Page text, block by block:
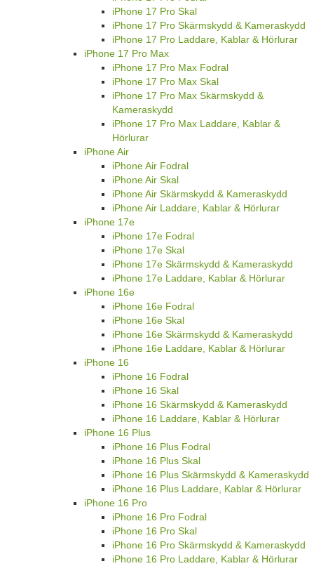
iPhone 17 Pro Skal
iPhone 17 Pro Skärmskydd & Kameraskydd
iPhone 17 Pro Laddare, Kablar & Hörlurar
iPhone 17 Pro Max
iPhone 17 Pro Max Fodral
iPhone 17 Pro Max Skal
iPhone 17 Pro Max Skärmskydd &
Kameraskydd
iPhone 17 Pro Max Laddare, Kablar &
Hörlurar
iPhone Air
iPhone Air Fodral
iPhone Air Skal
iPhone Air Skärmskydd & Kameraskydd
iPhone Air Laddare, Kablar & Hörlurar
iPhone 17e
iPhone 17e Fodral
iPhone 17e Skal
iPhone 17e Skärmskydd & Kameraskydd
iPhone 17e Laddare, Kablar & Hörlurar
iPhone 16e
iPhone 16e Fodral
iPhone 16e Skal
iPhone 16e Skärmskydd & Kameraskydd
iPhone 16e Laddare, Kablar & Hörlurar
iPhone 16
iPhone 16 Fodral
iPhone 16 Skal
iPhone 16 Skärmskydd & Kameraskydd
iPhone 16 Laddare, Kablar & Hörlurar
iPhone 16 Plus
iPhone 16 Plus Fodral
iPhone 16 Plus Skal
iPhone 16 Plus Skärmskydd & Kameraskydd
iPhone 16 Plus Laddare, Kablar & Hörlurar
iPhone 16 Pro
iPhone 16 Pro Fodral
iPhone 16 Pro Skal
iPhone 16 Pro Skärmskydd & Kameraskydd
iPhone 16 Pro Laddare, Kablar & Hörlurar